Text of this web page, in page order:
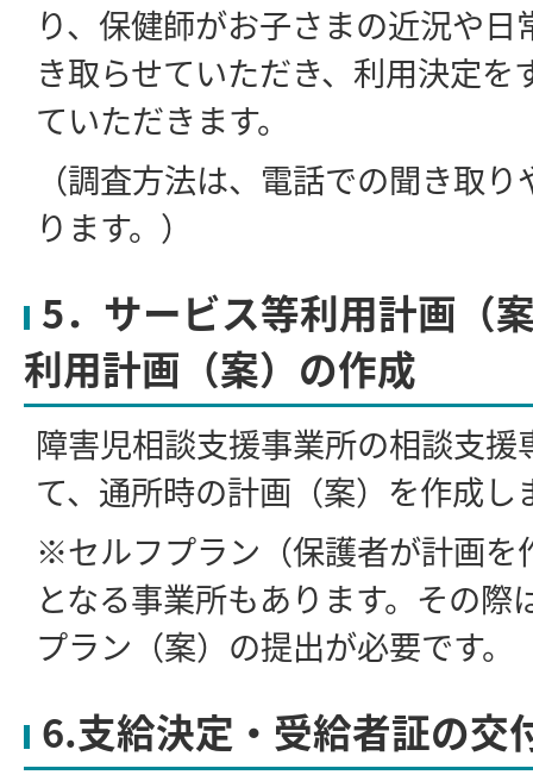
り、保健師がお子さまの近況や
き取らせていただき、利用決定を
ていただきます。
（調査方法は、電話での聞き取
ります。）
5．サービス等利用計画（
利用計画（案）の作成
障害児相談支援事業所の相談支
て、通所時の計画（案）を作成し
※セルフプラン（保護者が計画を
となる事業所もあります。その際
プラン（案）の提出が必要です。
6.支給決定・受給者証の交